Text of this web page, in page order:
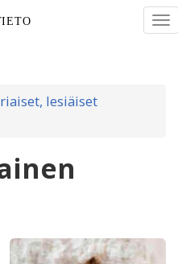
lesiäiset